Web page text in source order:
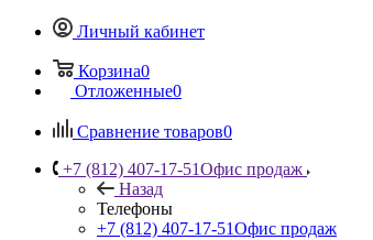
Личный кабинет
Корзина0
Отложенные0
Сравнение товаров0
+7 (812) 407-17-51Офис продаж
Назад
Телефоны
+7 (812) 407-17-51Офис продаж